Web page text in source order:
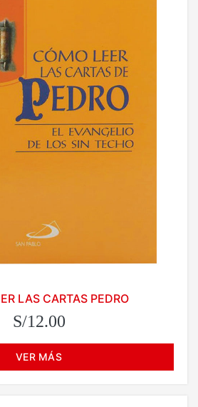
LAS CARTAS PEDRO
S/12.00
VER MÁS